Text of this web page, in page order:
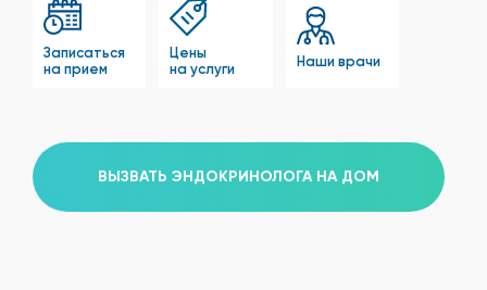
Записаться
на прием
Цены
на услуги
Наши врачи
ВЫЗВАТЬ ЭНДОКРИНОЛОГА НА ДОМ